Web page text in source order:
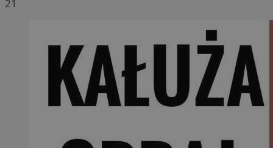
21